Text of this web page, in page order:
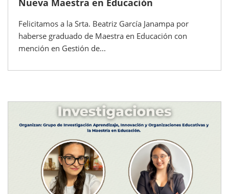
Nueva Maestra en Educación
Felicitamos a la Srta. Beatriz García Janampa por
haberse graduado de Maestra en Educación con
mención en Gestión de...